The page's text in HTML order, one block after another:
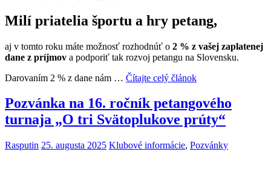
Milí priatelia športu a hry petang,
aj v tomto roku máte možnosť rozhodnúť o 2 % z vašej zaplatenej
dane z príjmov a podporiť tak rozvoj petangu na Slovensku.
Darovaním 2 % z dane nám … Čítajte celý článok
Pozvánka na 16. ročník petangového
turnaja „O tri Svätoplukove prúty“
Rasputin 25. augusta 2025 Klubové informácie, Pozvánky